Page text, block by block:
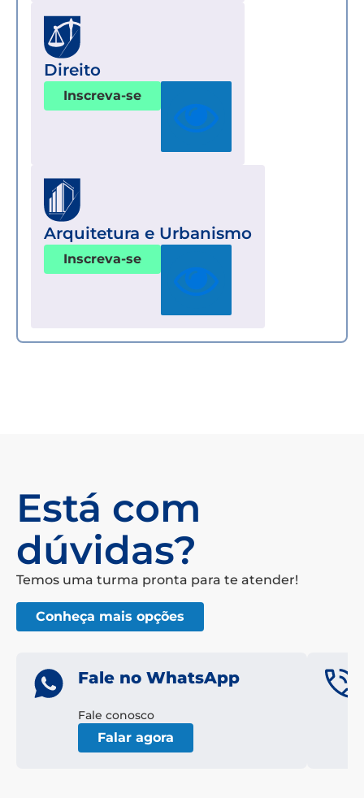
Direito
Inscreva-se
Arquitetura e Urbanismo
Inscreva-se
Está com
dúvidas?
Temos uma turma pronta para te atender!
Conheça mais opções
Fale no WhatsApp
Fale conosco
Falar agora